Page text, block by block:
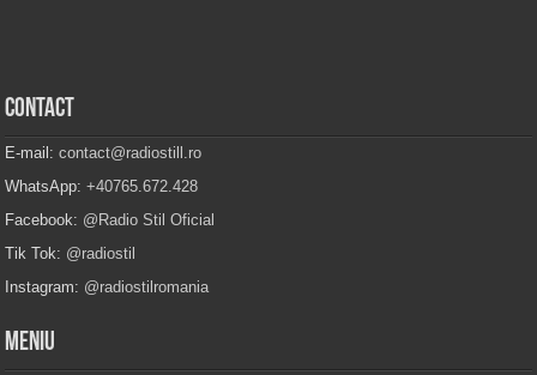
Contact
E-mail:contact@radiostill.ro
WhatsApp:+40765.672.428
Facebook: @Radio Stil Oficial
Tik Tok: @radiostil
Instagram: @radiostilromania
Meniu